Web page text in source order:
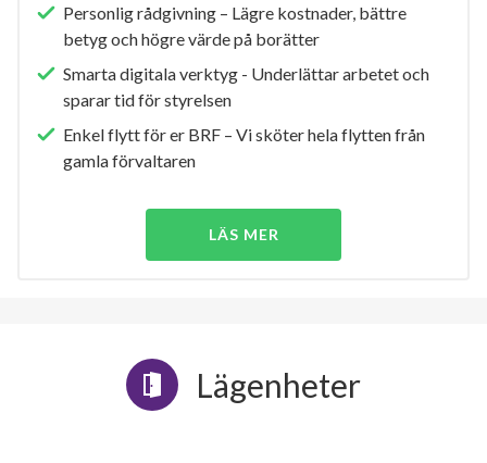
Personlig rådgivning – Lägre kostnader, bättre
betyg och högre värde på borätter
Smarta digitala verktyg - Underlättar arbetet och
sparar tid för styrelsen
Enkel flytt för er BRF – Vi sköter hela flytten från
gamla förvaltaren
LÄS MER
Lägenheter